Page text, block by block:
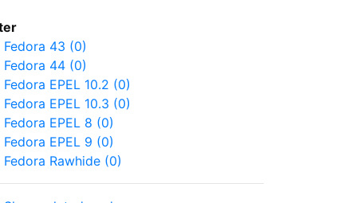
Fedora 43 (0)
Fedora 44 (0)
Fedora EPEL 10.2 (0)
Fedora EPEL 10.3 (0)
Fedora EPEL 8 (0)
Fedora EPEL 9 (0)
Fedora Rawhide (0)